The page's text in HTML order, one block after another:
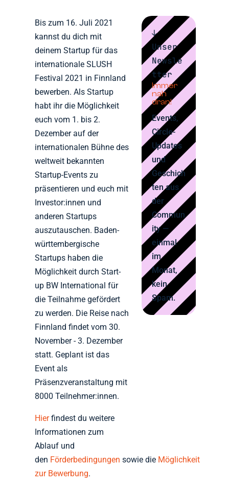
Bis zum 16. Juli 2021
kannst du dich mit
deinem Startup für das
internationale SLUSH
Festival 2021 in Finnland
bewerben. Als Startup
habt ihr die Möglichkeit
euch vom 1. bis 2.
Dezember auf der
internationalen Bühne des
weltweit bekannten
Startup-Events zu
präsentieren und euch mit
Investor:innen und
anderen Startups
auszutauschen. Baden-
württembergische
Startups haben die
Möglichkeit durch Start-
up BW International für
die Teilnahme gefördert
zu werden. Die Reise nach
Finnland findet vom 30.
November - 3. Dezember
statt. Geplant ist das
Event als
Präsenzveranstaltung mit
8000 Teilnehmer:innen.
Hierfindest du weitere
Informationen zum
Ablauf und
den Förderbedingungen sowie die Möglichkeit
zur Bewerbung.
↓
Unser
Newsle
tter
Immer
nah
dran!
Events,
Circle-
Updates
und
Geschich
ten aus
der
Commun
ity —
einmal
im
Monat,
kein
Spam.